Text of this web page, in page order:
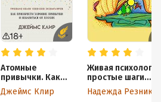
Атомные
привычки. Как
приобрести
хорошие
Джеймс Клир
Живая
простые шаги
навстречу к себе
Надежда